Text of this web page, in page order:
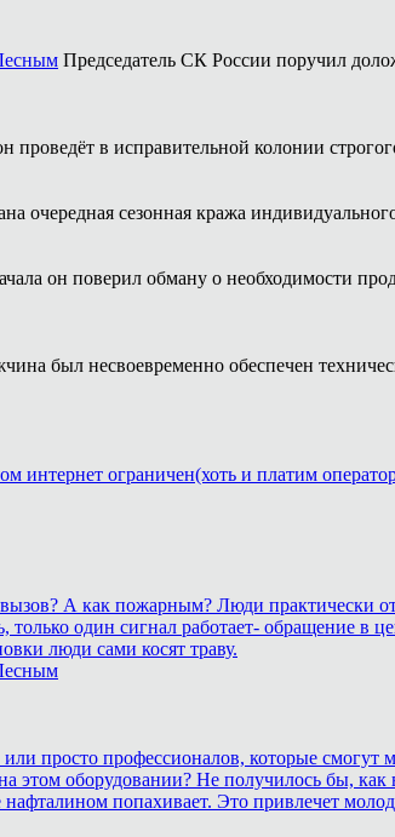
Председатель СК России поручил
проведёт в исправительной колонии
очередная сезонная кража
он поверил обману о необходимости
был несвоевременно обеспечен
интернет ограничен(хоть и платим
А как пожарным? Люди практически
только один сигнал работает-
люди сами косят траву.
просто профессионалов, которые смогут
этом оборудовании? Не получилось бы, как
попахивает. Это привлечет